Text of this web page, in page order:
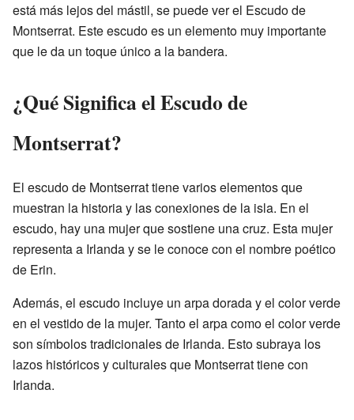
está más lejos del mástil, se puede ver el Escudo de
Montserrat. Este escudo es un elemento muy importante
que le da un toque único a la bandera.
¿Qué Significa el Escudo de
Montserrat?
El escudo de Montserrat tiene varios elementos que
muestran la historia y las conexiones de la isla. En el
escudo, hay una mujer que sostiene una cruz. Esta mujer
representa a Irlanda y se le conoce con el nombre poético
de Erin.
Además, el escudo incluye un arpa dorada y el color verde
en el vestido de la mujer. Tanto el arpa como el color verde
son símbolos tradicionales de Irlanda. Esto subraya los
lazos históricos y culturales que Montserrat tiene con
Irlanda.